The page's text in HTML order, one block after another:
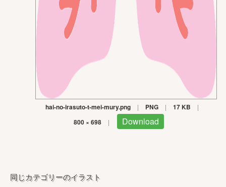
hai-no-irasuto-t-mei-mury.png | PNG | 17 KB |
800 × 698 | Download
同じカテゴリーのイラスト